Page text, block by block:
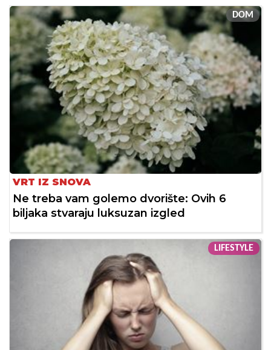
DOM
VRT IZ SNOVA
Ne treba vam golemo dvorište: Ovih 6
biljaka stvaraju luksuzan izgled
LIFESTYLE